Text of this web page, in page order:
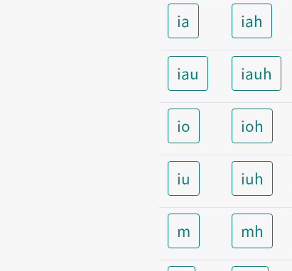
ia
iah
iau iauh
io ioh
iu iuh
m mh